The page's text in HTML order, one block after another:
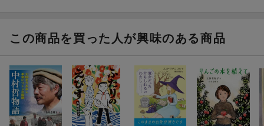
この商品を買った人が興味のある商品